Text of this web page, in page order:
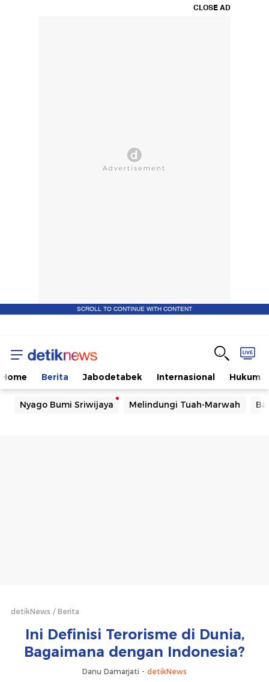
CLOSE AD
SCROLL TO CONTINUE WITH CONTENT
Home Berita Jabodetabek Internasional Hukum
Nyago Bumi Sriwijaya Melindungi Tuah-Marwah
detikNews Berita
Ini Definisi Terorisme di Dunia,
Bagaimana dengan Indonesia?
Danu Damarjati - detikNews